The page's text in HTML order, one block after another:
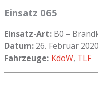
Einsatz 065
Einsatz-Art: B0 –
Datum: 26. Februar
Fahrzeuge: KdoW, TLF